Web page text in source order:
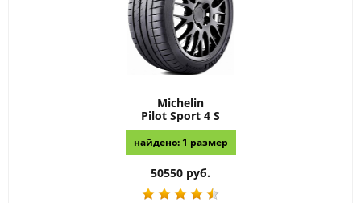
Michelin
Pilot Sport 4 S
найдено: 1 размер
50550 руб.